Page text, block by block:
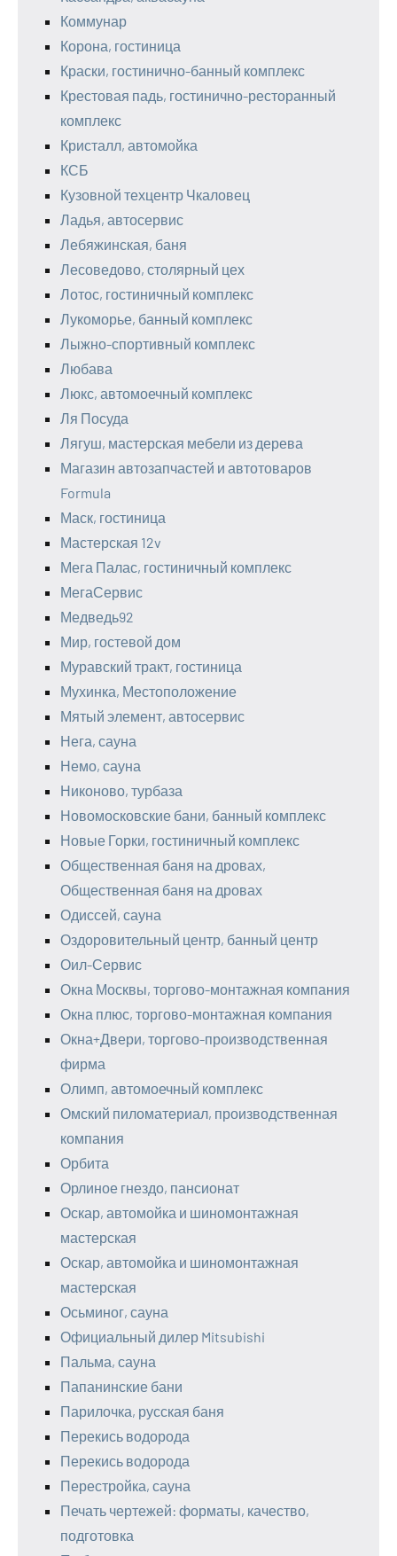
Коммунар
Корона, гостиница
Краски, гостинично-банный комплекс
Крестовая падь, гостинично-ресторанный
комплекс
Кристалл, автомойка
КСБ
Кузовной техцентр Чкаловец
Ладья, автосервис
Лебяжинская, баня
Лесоведово, столярный цех
Лотос, гостиничный комплекс
Лукоморье, банный комплекс
Лыжно-спортивный комплекс
Любава
Люкс, автомоечный комплекс
Ля Посуда
Лягуш, мастерская мебели из дерева
Магазин автозапчастей и автотоваров
Formula
Маск, гостиница
Мастерская 12v
Мега Палас, гостиничный комплекс
МегаСервис
Медведь92
Мир, гостевой дом
Муравский тракт, гостиница
Мухинка, Местоположение
Мятый элемент, автосервис
Нега, сауна
Немо, сауна
Никоново, турбаза
Новомосковские бани, банный комплекс
Новые Горки, гостиничный комплекс
Общественная баня на дровах,
Общественная баня на дровах
Одиссей, сауна
Оздоровительный центр, банный центр
Оил-Сервис
Окна Москвы, торгово-монтажная компания
Окна плюс, торгово-монтажная компания
Окна+Двери, торгово-производственная
фирма
Олимп, автомоечный комплекс
Омский пиломатериал, производственная
компания
Орбита
Орлиное гнездо, пансионат
Оскар, автомойка и шиномонтажная
мастерская
Оскар, автомойка и шиномонтажная
мастерская
Осьминог, сауна
Официальный дилер Mitsubishi
Пальма, сауна
Папанинские бани
Парилочка, русская баня
Перекись водорода
Перекись водорода
Перестройка, сауна
Печать чертежей: форматы, качество,
подготовка